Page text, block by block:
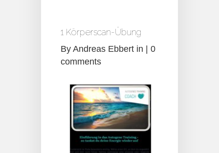
1 Körperscan-Übung
By Andreas Ebbert in | 0
comments